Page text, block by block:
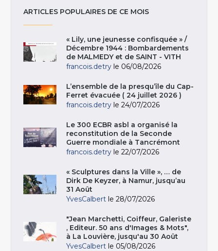
ARTICLES POPULAIRES DE CE MOIS
« Lily, une jeunesse confisquée » /
Décembre 1944 : Bombardements
de MALMEDY et de SAINT - VITH
francois.detry le 06/08/2026
L’ensemble de la presqu’île du Cap-
Ferret évacuée ( 24 juillet 2026 )
francois.detry le 24/07/2026
Le 300 ECBR asbl a organisé la
reconstitution de la Seconde
Guerre mondiale à Tancrémont
francois.detry le 22/07/2026
« Sculptures dans la Ville », … de
Dirk De Keyzer, à Namur, jusqu’au
31 Août
YvesCalbert le 28/07/2026
"Jean Marchetti, Coiffeur, Galeriste
, Editeur. 50 ans d'Images & Mots",
à La Louvière, jusqu'au 30 Août
YvesCalbert le 05/08/2026